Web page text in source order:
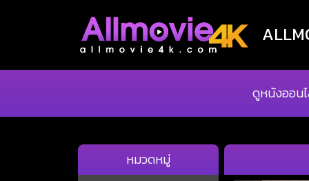
ดูหนังออน
หมวดหมู่